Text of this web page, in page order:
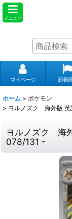
メニュー
マイページ 新着
ホーム > ポケモン
> ヨルノズク 海外版
ヨルノズク 海
078/131 -